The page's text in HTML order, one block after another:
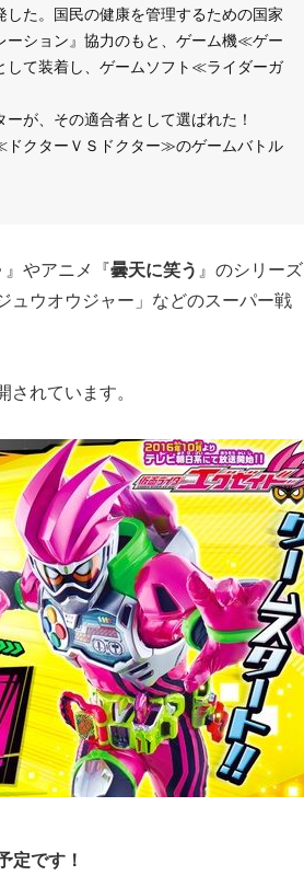
た。国民の健康を管理するための国家
ーション』協力のもと、ゲーム機≪ゲー
て装着し、ゲームソフト≪ライダーガ
が、その適合者として選ばれた！
クターＶＳドクター≫のゲームバトル
』やアニメ『曇天に笑う 』のシリーズ
ュウオウジャー」などのスーパー戦
れています。
定です！